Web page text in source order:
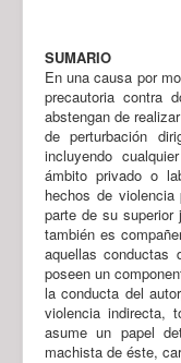
SUMARIO
En una causa por
precautoria contra
abstengan de
de perturbación
incluyendo
ámbito privado o
hechos de
parte de su superior
también es
aquellas conductas
poseen un
la conducta del
violencia indirecta,
asume un papel
machista de éste,